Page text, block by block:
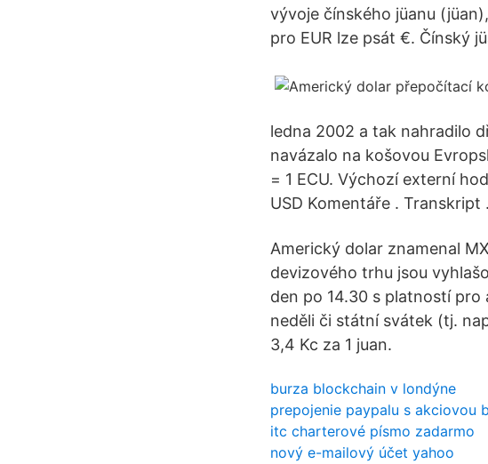
vývoje čínského jüanu
pro EUR lze psát €. Čínský
ledna 2002 a tak nahradilo
navázalo na košovou
= 1 ECU. Výchozí externí
USD Komentáře . Transkript
Americký dolar znamenal
devizového trhu jsou
den po 14.30 s platností
neděli či státní svátek (tj.
3,4 Kc za 1 juan.
burza blockchain v londýne
prepojenie paypalu s akciovou
itc charterové písmo zadarmo
nový e-mailový účet yahoo